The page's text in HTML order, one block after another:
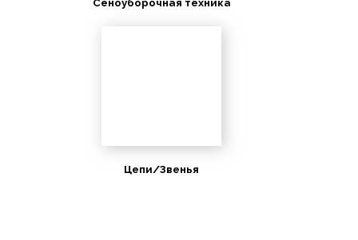
Сеноуборочная техника
Цепи/Звенья